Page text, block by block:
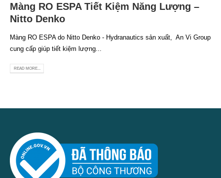
Màng RO ESPA Tiết Kiệm Năng Lượng –
Nitto Denko
Màng RO ESPA do Nitto Denko - Hydranautics sản xuất, An Vi Group
cung cấp giúp tiết kiệm lượng...
READ MORE...